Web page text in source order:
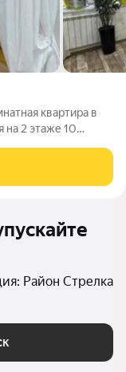
квартира в
на 2 этаже 10
современный
Район Стрелка